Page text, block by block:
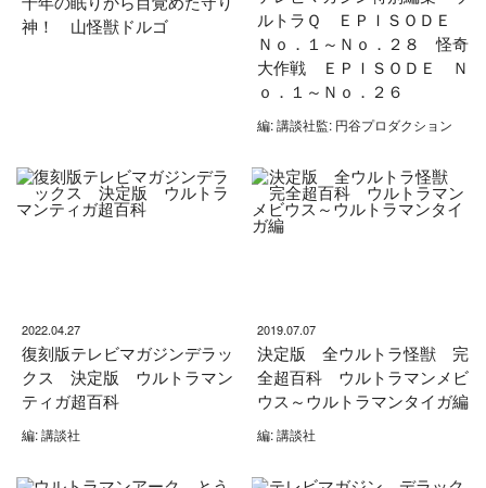
神！ 山怪獣ドルゴ
ルトラＱ ＥＰＩＳＯＤＥ
Ｎｏ．１～Ｎｏ．２８ 怪奇
大作戦 ＥＰＩＳＯＤＥ Ｎ
ｏ．１～Ｎｏ．２６
編: 講談社監: 円谷プロダクション
2022.04.27
復刻版テレビマガジンデラッ
クス 決定版 ウルトラマン
ティガ超百科
編: 講談社
2019.07.07
決定版 全ウルトラ怪獣 完
全超百科 ウルトラマンメビ
ウス～ウルトラマンタイガ編
編: 講談社